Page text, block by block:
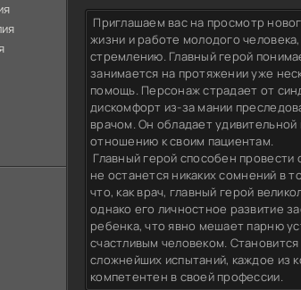
Приглашаем вас на просмотр
жизни и работе молодого
стремлению. Главный герой
занимается на протяжении уже
помощь. Персонаж страдает от
дискомфорт из-за мании
врачом. Он обладает
отношению к своим пациентам.
Главный герой способен провести
не останется никаких сомнений в
что, как врач, главный герой
однако его личностное развитие
ребенка, что явно мешает парню
счастливым человеком.
сложнейших испытаний, каждое из
компетентен в своей профессии.